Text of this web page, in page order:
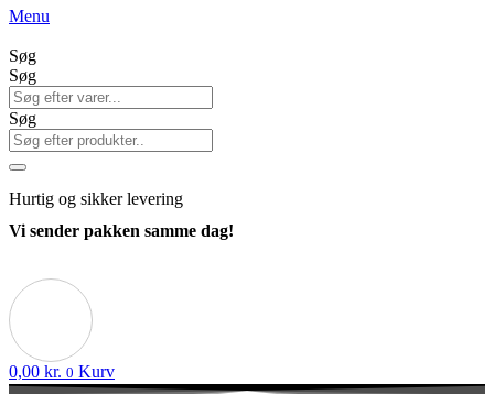
Menu
Søg
Søg
Søg
Hurtig og sikker levering
Vi sender pakken samme dag!
0,00 kr. 0 Kurv